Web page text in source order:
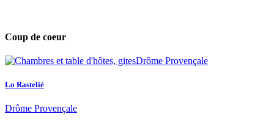
Coup de coeur
Lo Rastelié
Drôme Provençale